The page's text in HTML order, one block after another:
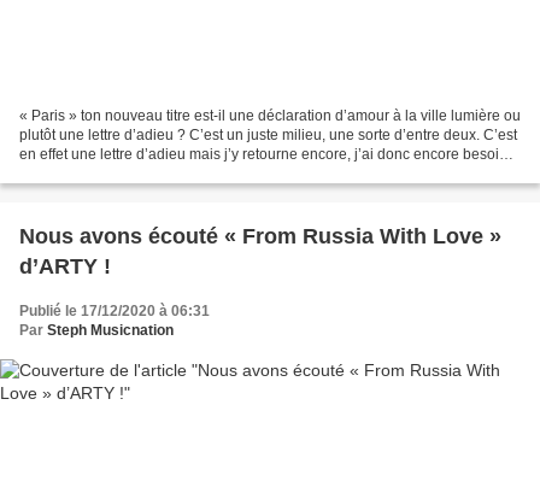
« Paris » ton nouveau titre est-il une déclaration d’amour à la ville lumière ou
plutôt une lettre d’adieu ? C’est un juste milieu, une sorte d’entre deux. C’est
en effet une lettre d’adieu mais j’y retourne encore, j’ai donc encore besoin
Nous avons écouté « From Russia With Love »
d’ARTY !
Publié le 17/12/2020 à 06:31
Par Steph Musicnation